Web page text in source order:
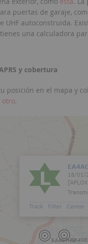
puertas de garaje,
UHF autoconstruida.
tienes una calculadora
y cobertura
posición en el mapa y
otro.